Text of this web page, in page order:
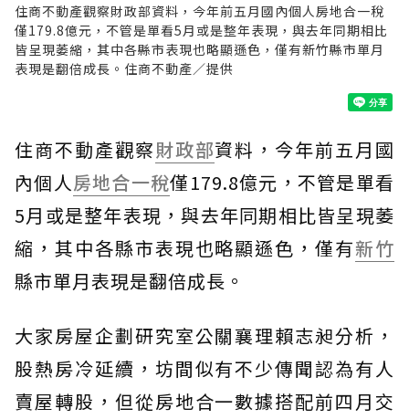
住商不動產觀察財政部資料，今年前五月國內個人房地合一稅
僅179.8億元，不管是單看5月或是整年表現，與去年同期相比
皆呈現萎縮，其中各縣市表現也略顯遜色，僅有新竹縣市單月
表現是翻倍成長。住商不動產／提供
住商不動產觀察財政部資料，今年前五月國
內個人房地合一稅僅179.8億元，不管是單看
5月或是整年表現，與去年同期相比皆呈現萎
縮，其中各縣市表現也略顯遜色，僅有新竹
縣市單月表現是翻倍成長。
大家房屋企劃研究室公關襄理賴志昶分析，
股熱房冷延續，坊間似有不少傳聞認為有人
賣屋轉股，但從房地合一數據搭配前四月交